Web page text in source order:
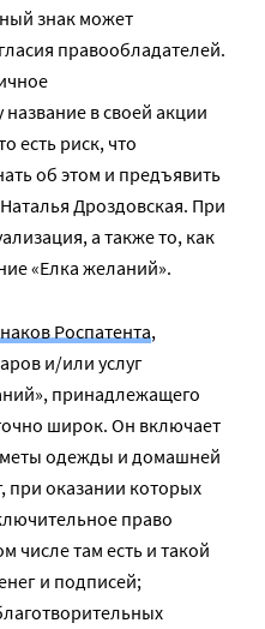
знак может
правообладателей.
в своей акции
есть риск, что
об этом и предъявить
Дроздовская. При
а также то, как
«Елка желаний».
Роспатента,
и/или услуг
принадлежащего
широк. Он включает
одежды и домашней
при оказании которых
право
числе там есть и такой
и подписей;